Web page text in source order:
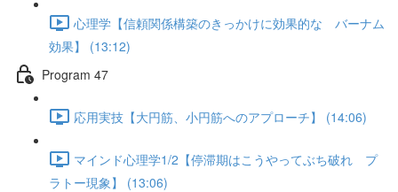
心理学【信頼関係構築のきっかけに効果的な バーナム
効果】 (13:12)
Program 47
応用実技【大円筋、小円筋へのアプローチ】 (14:06)
マインド心理学1/2【停滞期はこうやってぶち破れ プ
ラトー現象】 (13:06)